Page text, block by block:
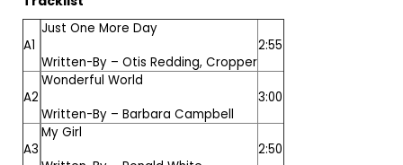
A1
Just One More Day
Written-By – Otis Redding, Cropper
2:55
A2
Wonderful World
Written-By – Barbara Campbell
3:00
A3
My Girl
2:50